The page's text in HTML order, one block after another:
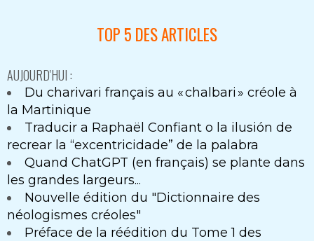
TOP 5 DES ARTICLES
AUJOURD'HUI :
Du charivari français au « chalbari » créole à
la Martinique
Traducir a Raphaël Confiant o la ilusión de
recrear la “excentricidade” de la palabra
Quand ChatGPT (en français) se plante dans
les grandes largeurs...
Nouvelle édition du "Dictionnaire des
néologismes créoles"
Préface de la réédition du Tome 1 des